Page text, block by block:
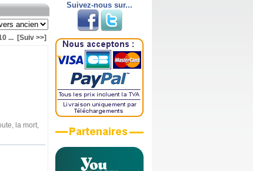
... [Suiv >>]
la mort,
Suivez-nous sur...